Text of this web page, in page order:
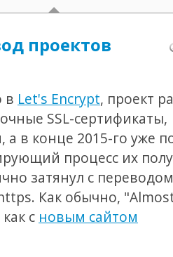
проектов
в Let's Encrypt, проект
SSL-сертификаты,
а в конце 2015-го уже
процесс их
затянул с
Как обычно,
с новым сайтом